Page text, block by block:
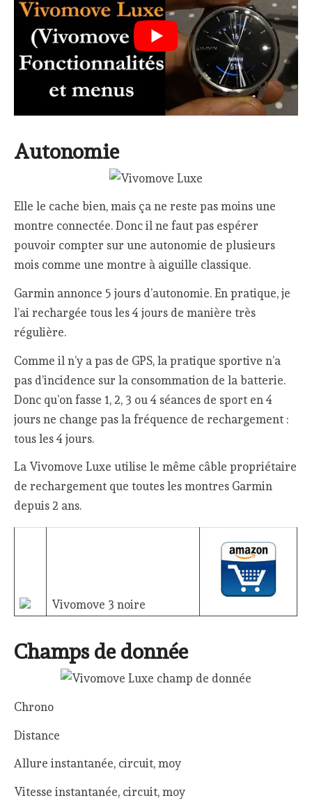
Autonomie
Elle le cache bien, mais ça ne reste pas moins une
montre connectée. Donc il ne faut pas espérer
pouvoir compter sur une autonomie de plusieurs
mois comme une montre à aiguille classique.
Garmin annonce 5 jours d’autonomie. En pratique, je
l’ai rechargée tous les 4 jours de manière très
régulière.
Comme il n’y a pas de GPS, la pratique sportive n’a
pas d’incidence sur la consommation de la batterie.
Donc qu’on fasse 1, 2, 3 ou 4 séances de sport en 4
jours ne change pas la fréquence de rechargement :
tous les 4 jours.
La Vivomove Luxe utilise le même câble propriétaire
de rechargement que toutes les montres Garmin
depuis 2 ans.
Vivomove 3 noire
Champs de donnée
Chrono
Distance
Allure instantanée, circuit, moy
Vitesse instantanée, circuit, moy